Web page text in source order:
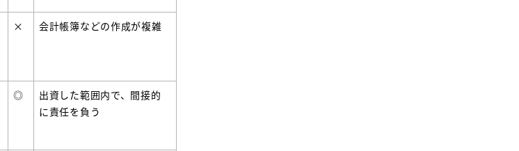
× 会計帳簿などの作成が複雑
◎
出資した範囲内で、間接的
に責任を負う